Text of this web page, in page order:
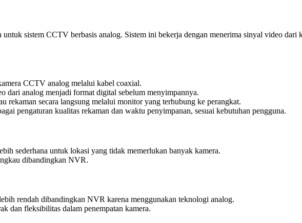
sistem CCTV berbasis analog. Sistem ini bekerja dengan menerima sinyal video dari
CCTV analog melalui kabel coaxial.
dari analog menjadi format digital sebelum menyimpannya.
rekaman secara langsung melalui monitor yang terhubung ke perangkat.
pengaturan kualitas rekaman dan waktu penyimpanan, sesuai kebutuhan pengguna.
sederhana untuk lokasi yang tidak memerlukan banyak kamera.
dibandingkan NVR.
rendah dibandingkan NVR karena menggunakan teknologi analog.
dan fleksibilitas dalam penempatan kamera.